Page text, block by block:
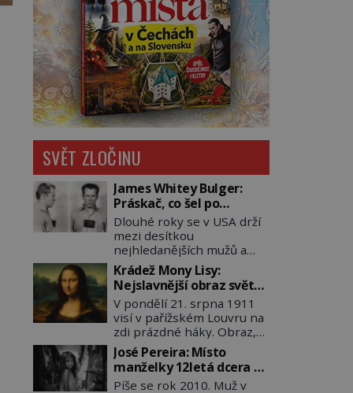
SVĚT ZLOČINU
James Whitey Bulger:
Práskač, co šel po
práskačích
Dlouhé roky se v USA drží
mezi desítkou
nejhledanějších mužů a
dopracuje to až na číslo
dvě – hned po Usámovi bin
Ládinovi (1957–2011). To je
James „Whitey“ Bulger
(1929–2018) viněný ze
spoluúčasti na 19
vraždách, vydírání a lichvy.
A samozřejmě, krom toho
je ještě drogový dealer,
Krádež Mony Lisy:
Nejslavnější obraz světa
zůstane dva roky
nezvěstný
V pondělí 21. srpna 1911
visí v pařížském Louvru na
zdi prázdné háky. Obraz,
který dnes zná celý svět, je
pryč. Zpočátku si nikdo
nemyslí, že jde o krádež.
Zaměstnanci jsou
José Pereira: Místo
manželky 12letá dcera –
a sousedi o všem vědí!
Píše se rok 2010. Muž v